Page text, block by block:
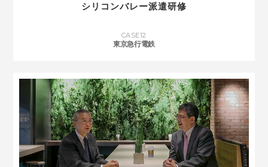
シリコンバレー派遣研修
CASE12
東京急行電鉄